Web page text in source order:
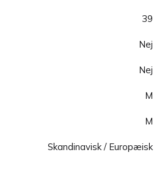
39
Nej
Nej
M
M
Skandinavisk / Europæisk